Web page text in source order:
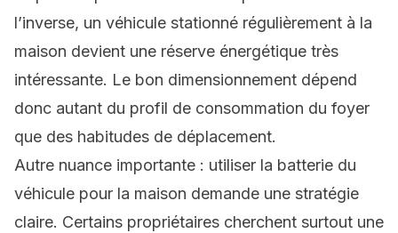
l’inverse, un véhicule stationné régulièrement à la
maison devient une réserve énergétique très
intéressante. Le bon dimensionnement dépend
donc autant du profil de consommation du foyer
que des habitudes de déplacement.
Autre nuance importante : utiliser la batterie du
véhicule pour la maison demande une stratégie
claire. Certains propriétaires cherchent surtout une